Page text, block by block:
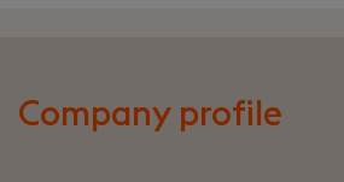
Company profile